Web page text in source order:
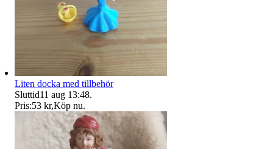
Liten docka med tillbehör
Sluttid11 aug 13:48.
Pris:53 kr,Köp nu.